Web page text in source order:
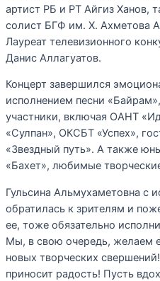
артист РБ и РТ Айгиз Ханов,
солист БГФ им. Х. Ахметова
Лауреат телевизионного
Данис Аллагуатов.
Концерт завершился
исполнением песни
участники, включая ОАНТ
«Сулпан», ОКСБТ «Успех»,
«Звездный путь». А также
«Бахет», любимые
Гульсина Альмухаметовна с
обратилась к зрителям и
ее, тоже обязательно
Мы, в свою очередь, желаем
новых творческих
приносит радость! Пусть